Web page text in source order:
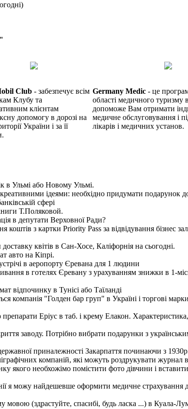
Club - забезпечує всім
Клубу та
клієнтам
допомогу в дорозі на
України і за її
Germany Medic - це
області медичного туризму
допоможе Вам отримати
медичне обслуговування і
лікарів і медичних установ.
в Ульмі або Новому Ульмі.
ідеями: необхідно придумати подарунок
сфері
Т.Поляковой.
в депутати Верховної Ради?
коштів з картки Priority Pass за відвідування бізнес
квітів в Сан-Хосе, Каліфорнія на сьогодні.
авто на Кіпрі.
в аеропорту Єревана для 1 людини
в готелях Єревану з урахуванням знижки в 1-
відпочинку в Тунісі або Таїланді
компанія "Голден бар груп" в Україні і торгові
Еріус в таб. і крему Елакон. Характеристика,
заводу. Потрібно вибрати подарунки з
приналежності Закарпаття починаючи з
компаній, які можуть роздрукувати журнал
якого необхожімо помістити фото дівчини і
я можу найдешевше оформити медичне страхування
мовою (здрастуйте, спасибі, будь ласка ...) в Куала-